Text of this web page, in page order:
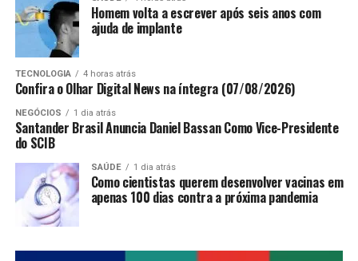
Homem volta a escrever após seis anos com
ajuda de implante
TECNOLOGIA 4 horas atrás
Confira o Olhar Digital News na íntegra (07/08/2026)
NEGÓCIOS 1 dia atrás
Santander Brasil Anuncia Daniel Bassan Como Vice-Presidente
do SCIB
SAÚDE 1 dia atrás
Como cientistas querem desenvolver vacinas em
apenas 100 dias contra a próxima pandemia